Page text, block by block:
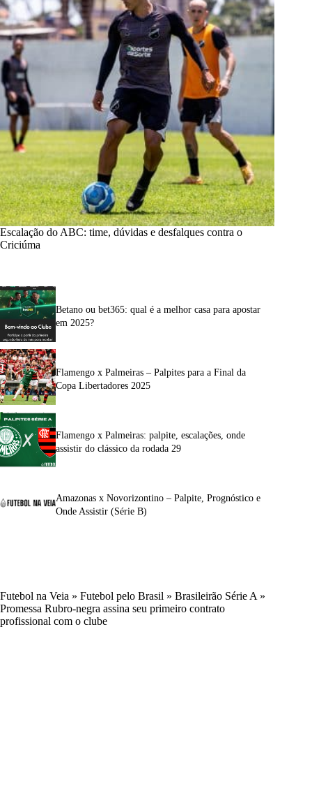
Escalação do ABC: time, dúvidas e desfalques contra o
Criciúma
Betano ou bet365: qual é a melhor casa para apostar
em 2025?
Flamengo x Palmeiras – Palpites para a Final da
Copa Libertadores 2025
Flamengo x Palmeiras: palpite, escalações, onde
assistir do clássico da rodada 29
Amazonas x Novorizontino – Palpite, Prognóstico e
Onde Assistir (Série B)
Futebol na Veia » Futebol pelo Brasil » Brasileirão Série A »
Promessa Rubro-negra assina seu primeiro contrato
profissional com o clube